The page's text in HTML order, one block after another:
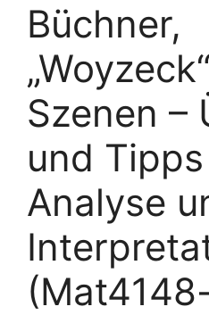
Büchner,
Szenen –
und
Analyse